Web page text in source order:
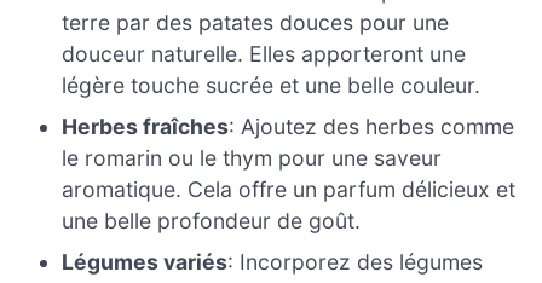
terre par des patates douces pour une
douceur naturelle. Elles apporteront une
légère touche sucrée et une belle couleur.
Herbes fraîches: Ajoutez des herbes comme
le romarin ou le thym pour une saveur
aromatique. Cela offre un parfum délicieux et
une belle profondeur de goût.
Légumes variés: Incorporez des légumes